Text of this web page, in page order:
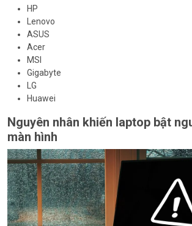
HP
Lenovo
ASUS
Acer
MSI
Gigabyte
LG
Huawei
Nguyên nhân khiến laptop bật
màn hình